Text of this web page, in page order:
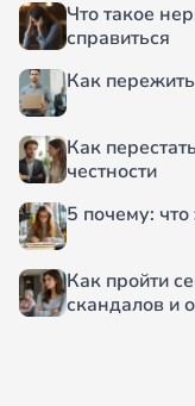
Что такое
справиться
Как
Как
честности
5 почему: что
Как пройти
скандалов и